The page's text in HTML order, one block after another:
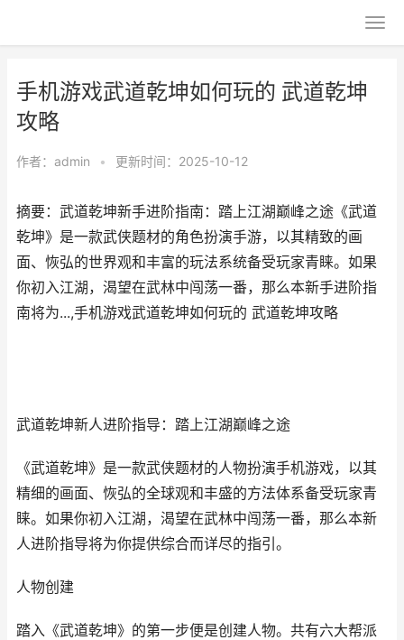
手机游戏武道乾坤如何玩的 武道乾坤
攻略
作者： admin • 更新时间：2025-10-12
摘要：武道乾坤新手进阶指南：踏上江湖巅峰之途《武道
乾坤》是一款武侠题材的角色扮演手游，以其精致的画
面、恢弘的世界观和丰富的玩法系统备受玩家青睐。如果
你初入江湖，渴望在武林中闯荡一番，那么本新手进阶指
南将为...,手机游戏武道乾坤如何玩的 武道乾坤攻略
武道乾坤新人进阶指导：踏上江湖巅峰之途
《武道乾坤》是一款武侠题材的人物扮演手机游戏，以其
精细的画面、恢弘的全球观和丰盛的方法体系备受玩家青
睐。如果你初入江湖，渴望在武林中闯荡一番，那么本新
人进阶指导将为你提供综合而详尽的指引。
人物创建
踏入《武道乾坤》的第一步便是创建人物。共有六大帮派